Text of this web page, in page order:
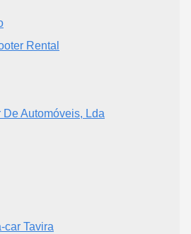
Rental
Automóveis, Lda
car Tavira